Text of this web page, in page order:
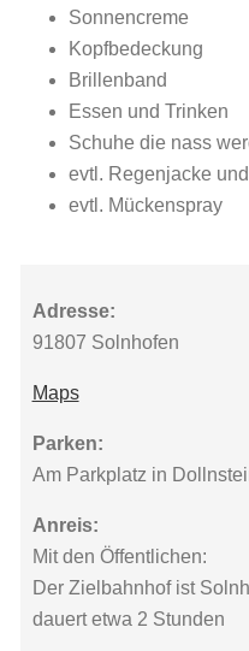
Sonnencreme
Kopfbedeckung
Brillenband
Essen und Trinken
Schuhe die nass
evtl. Regenjacke
evtl. Mückenspray
Adresse:
91807 Solnhofen
Maps
Parken:
Am Parkplatz in
Anreis:
Mit den Öffentlichen:
Der Zielbahnhof ist
dauert etwa 2 Stunden